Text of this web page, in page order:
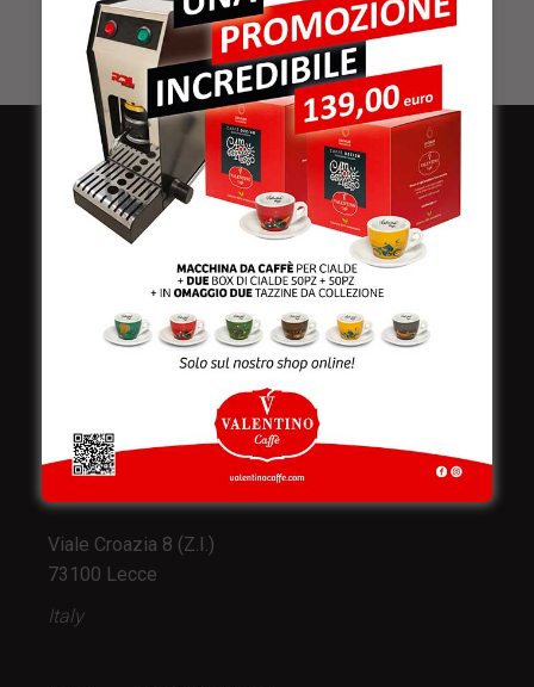
Stabilimento
e produzione:
Viale Croazia 8 (Z.I.)
73100 Lecce
Italy